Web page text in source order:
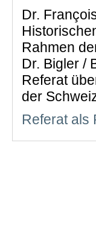
Dr.
Rahmen
Dr. Bigler /
Referat
der
Referat als